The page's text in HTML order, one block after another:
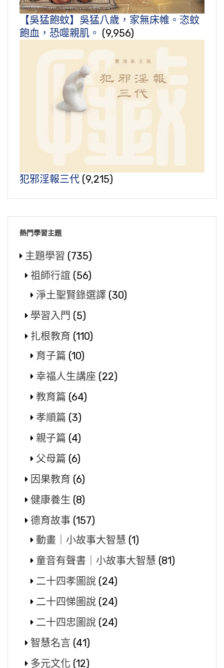
【吳猛飽蚊】吳猛八歲，家無床帷。恣蚊
飽血，恐噬親肌。 (9,956)
犯邪淫報三代 (9,215)
熱門學習主題
主題學習 (735)
祖師行誼 (56)
淨土聖賢錄選譯 (30)
學習入門 (5)
扎根教育 (110)
育子篇 (10)
幸福人生講座 (22)
教育篇 (64)
孝順篇 (3)
親子篇 (4)
父母篇 (6)
因果教育 (6)
健康養生 (8)
德育故事 (157)
動畫｜小故事大智慧 (1)
童音有聲書｜小故事大智慧 (81)
二十四孝圖說 (24)
二十四悌圖說 (24)
二十四忠圖說 (24)
智慧名言 (41)
多元文化 (12)